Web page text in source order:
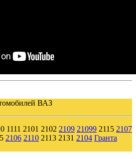
ВАЗ
1111 2101 2102 2109 21099 2115 2107
2106 2110 2113 2131 2104 Гранта